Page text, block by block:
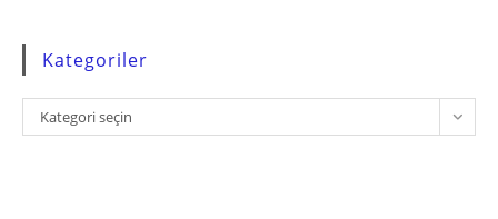
Kategoriler
Kategoriler
Kategori seçin